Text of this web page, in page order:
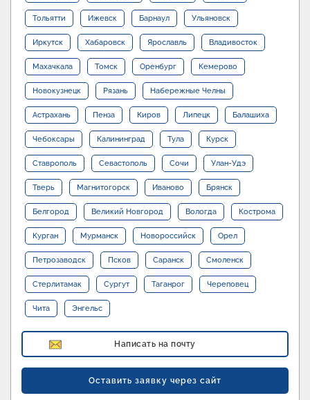
Тольятти Ижевск Барнаул Ульяновск
Иркутск Хабаровск Ярославль Владивосток
Махачкала Томск Оренбург Кемерово
Новокузнецк Рязань Набережные Челны
Астрахань Пенза Киров Липецк Балашиха
Чебоксары Калининград Тула Курск
Ставрополь Севастополь Сочи Улан-Удэ
Тверь Магнитогорск Иваново Брянск
Белгород Великий Новгород Вологда Кострома
Курган Мурманск Новороссийск Орел
Петрозаводск Псков Саранск Смоленск
Стерлитамак Сургут Таганрог Череповец
Чита Энгельс
Написать на почту
Оставить заявку через сайт